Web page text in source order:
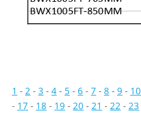
BWX1005FT-850MM
1 - 2 - 3 - 4 - 5 - 6 - 7 - 8 - 9 - 10
- 17 - 18 - 19 - 20 - 21 - 22 - 23